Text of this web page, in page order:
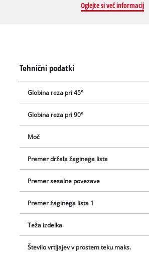
Vzporedni prislon omogoča dimenzijsko
Oglejte si več informacij
Tehnični podatki
Globina reza pri 45°
Globina reza pri 90°
Moč
Premer držala žaginega lista
Premer sesalne povezave
Premer žaginega lista 1
Teža izdelka
Število vrtljajev v prostem teku maks.